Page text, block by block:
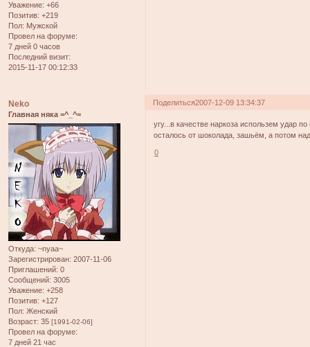
Уважение: +66
Позитив: +219
Пол: Мужской
Провел на форуме:
7 дней 0 часов
Последний визит:
2015-11-17 00:12:33
Поделиться2007-12-09 13:34:37
Neko
Главная няка =^_^=
Откуда: ~nyaa~
Зарегистрирован: 2007-11-06
Приглашений: 0
Сообщений: 3005
Уважение: +258
Позитив: +127
Пол: Женский
Возраст: 35 [1991-02-06]
Провел на форуме:
7 дней 21 час
угу...в качестве наркоза использем удар
осталось от шоколада, зашьём, а потом
0